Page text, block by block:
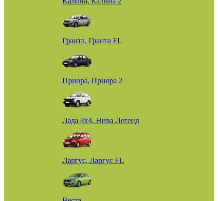
Гранта, Гранта FL
Приора, Приора 2
Лада 4х4, Нива Легенд
Ларгус, Ларгус FL